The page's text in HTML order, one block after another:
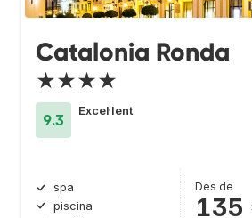
Catalonia Ronda
★★★★
9.3
Excel·lent
spa
piscina
Des de
135